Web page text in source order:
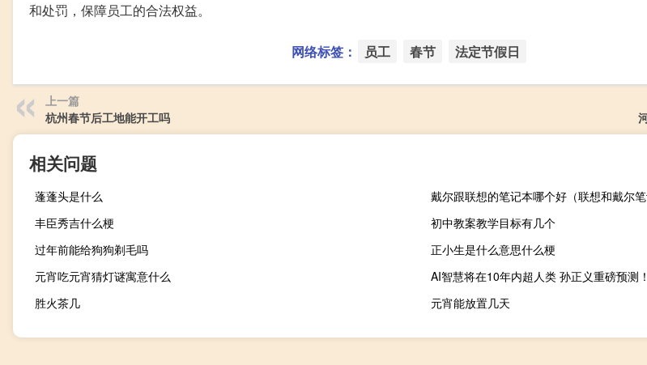
和处罚，保障员工的合法权益。
网络标签： 员工 春节 法定节假日
上一篇
杭州春节后工地能开工吗
相关问题
蓬蓬头是什么
戴尔跟联想的笔记本哪个好（联想和戴尔笔
丰臣秀吉什么梗
初中教案教学目标有几个
过年前能给狗狗剃毛吗
正小生是什么意思什么梗
元宵吃元宵猜灯谜寓意什么
AI智慧将在10年内超人类 孙正义重磅预测
胜火茶几
元宵能放置几天